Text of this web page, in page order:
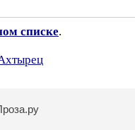
списке.